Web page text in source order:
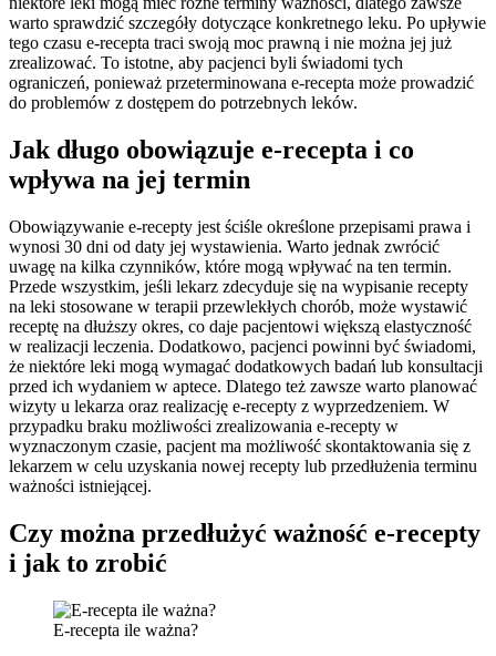
warto sprawdzić szczegóły dotyczące konkretnego leku. Po upływie
tego czasu e-recepta traci swoją moc prawną i nie można jej już
zrealizować. To istotne, aby pacjenci byli świadomi tych
ograniczeń, ponieważ przeterminowana e-recepta może prowadzić
do problemów z dostępem do potrzebnych leków.
Jak długo obowiązuje e-recepta i co
wpływa na jej termin
Obowiązywanie e-recepty jest ściśle określone przepisami prawa i
wynosi 30 dni od daty jej wystawienia. Warto jednak zwrócić
uwagę na kilka czynników, które mogą wpływać na ten termin.
Przede wszystkim, jeśli lekarz zdecyduje się na wypisanie recepty
na leki stosowane w terapii przewlekłych chorób, może wystawić
receptę na dłuższy okres, co daje pacjentowi większą elastyczność
w realizacji leczenia. Dodatkowo, pacjenci powinni być świadomi,
że niektóre leki mogą wymagać dodatkowych badań lub konsultacji
przed ich wydaniem w aptece. Dlatego też zawsze warto planować
wizyty u lekarza oraz realizację e-recepty z wyprzedzeniem. W
przypadku braku możliwości zrealizowania e-recepty w
wyznaczonym czasie, pacjent ma możliwość skontaktowania się z
lekarzem w celu uzyskania nowej recepty lub przedłużenia terminu
ważności istniejącej.
Czy można przedłużyć ważność e-recepty
i jak to zrobić
E-recepta ile ważna?